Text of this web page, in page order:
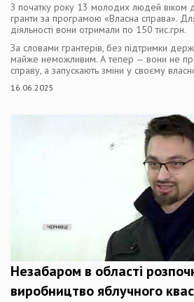
З початку року 13 молодих людей віком
гранти за програмою «Власна справа».
діяльності вони отримали по 150 тис.грн.
За словами грантерів, без підтримки
майже неможливим. А тепер — вони не
справу, а запускають зміни у своєму
16.06.2025
Незабаром в області
виробництво яблучного